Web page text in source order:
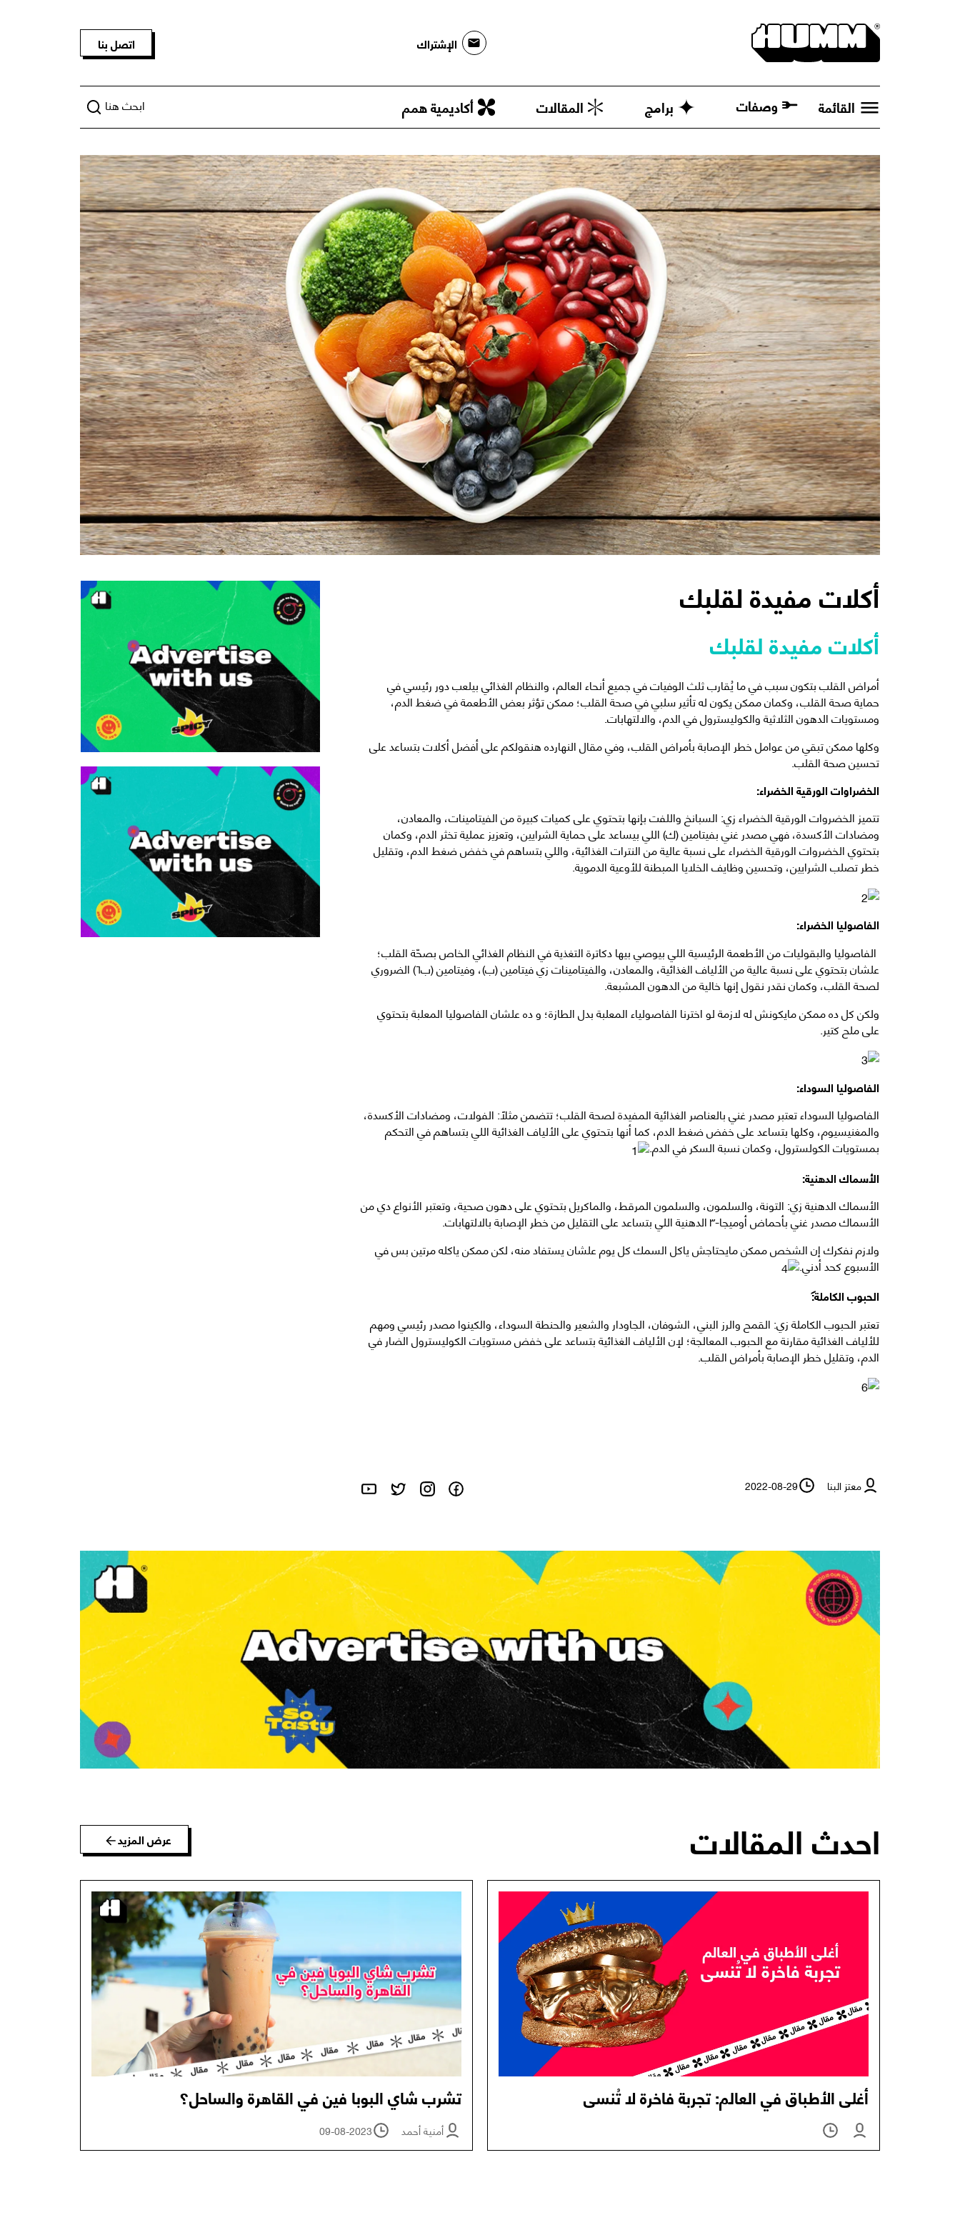
الإشتراك اتصل بنا
القائمة وصفات برامج المقالات أكاديمية همم ابحث هنا
أكلات مفيدة لقلبك
أكلات مفيدة لقلبك
أمراض القلب بتكون سبب في ما يُقارب ثلث الوفيات في جميع أنحاء العالم، والنظام الغذائي بيلعب دور رئيسي في
حماية صحة القلب، وكمان ممكن يكون له تأثير سلبي في صحة القلب؛ ممكن تؤثر بعض الأطعمة في ضغط الدم،
ومستويات الدهون الثلاثية والكوليسترول في الدم، والالتهابات.
وكلها ممكن تبقي من عوامل خطر الإصابة بأمراض القلب، وفي مقال النهارده هنقولكم على أفضل أكلات بتساعد على
تحسين صحة القلب.
الخضراوات الورقية الخضراء:
تتميز الخضروات الورقية الخضراء زي: السبانخ واللفت بإنها بتحتوي على كميات كبيرة من الفيتامينات، والمعادن،
ومضادات الأكسدة، فهي مصدر غني بفيتامين (ك) اللي بيساعد على حماية الشرايين، وتعزيز عملية تخثر الدم، وكمان
بتحتوي الخضروات الورقية الخضراء على نسبة عالية من النترات الغذائية، واللي بتساهم في خفض ضغط الدم، وتقليل
خطر تصلب الشرايين، وتحسين وظايف الخلايا المبطنة للأوعية الدموية.
الفاصوليا الخضراء:
الفاصوليا والبقوليات من الأطعمة الرئيسية اللي بيوصي بيها دكاترة التغذية في النظام الغذائي الخاص بصحّة القلب؛
علشان بتحتوي على نسبة عالية من الألياف الغذائية، والمعادن، والفيتامينات زي فيتامين (ب)، وفيتامين (ب٦) الضروري
لصحة القلب، وكمان نقدر نقول إنها خالية من الدهون المشبعة.
ولكن كل ده ممكن مايكونش له لازمة لو اخترنا الفاصولياء المعلبة بدل الطازة؛ و ده علشان الفاصوليا المعلبة بتحتوي
على ملح كتير.
الفاصوليا السوداء:
الفاصوليا السوداء تعتبر مصدر غني بالعناصر الغذائية المفيدة لصحة القلب؛ تتضمن مثلًا: الفولات، ومضادات الأكسدة،
والمغنيسيوم، وكلها بتساعد على خفض ضغط الدم، كما أنها بتحتوي على الألياف الغذائية اللي بتساهم في التحكم
بمستويات الكولسترول، وكمان نسبة السكر في الدم.
الأسماك الدهنية:
الأسماك الدهنية زي: التونة، والسلمون، والسلمون المرقط، والماكريل بتحتوي على دهون صحية، وتعتبر الأنواع دي من
الأسماك مصدر غني بأحماض أوميجا-٣ الدهنية اللي بتساعد على التقليل من خطر الإصابة بالالتهابات.
ولازم نفكرك إن الشخص ممكن مايحتاجش ياكل السمك كل يوم علشان يستفاد منه، لكن ممكن ياكله مرتين بس في
الأسبوع كحد أدني.
الحبوب الكاملة:
تعتبر الحبوب الكاملة زي: القمح والرز البني، الشوفان، الجاودار والشعير والحنطة السوداء، والكينوا مصدر رئيسي ومهم
للألياف الغذائية مقارنة مع الحبوب المعالجة؛ لإن الألياف الغذائية بتساعد على خفض مستويات الكوليسترول الضار في
الدم، وتقليل خطر الإصابة بأمراض القلب.
معتز البنا 2022-08-29
احدث المقالات عرض المزيد
أغلى الأطباق في العالم: تجربة فاخرة لا تُنسى تشرب شاي البوبا فين في القاهرة والساحل؟
أمنية أحمد 09-08-2023